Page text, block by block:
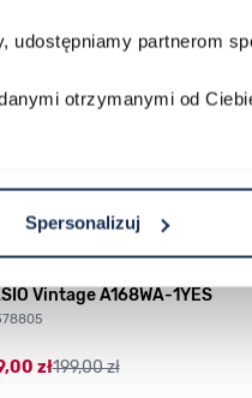
partnerom
otrzymanymi od
Spersonalizuj
Vintage A168WA-1YES
zł199,00 zł